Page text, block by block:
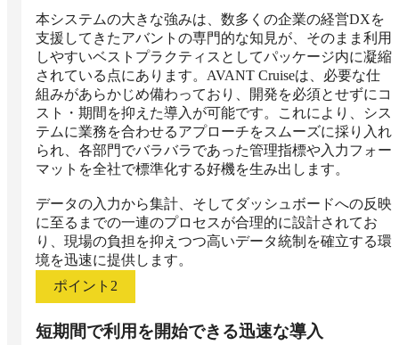
本システムの大きな強みは、数多くの企業の経営DXを
支援してきたアバントの専門的な知見が、そのまま利用
しやすいベストプラクティスとしてパッケージ内に凝縮
されている点にあります。AVANT Cruiseは、必要な仕
組みがあらかじめ備わっており、開発を必須とせずにコ
スト・期間を抑えた導入が可能です。これにより、シス
テムに業務を合わせるアプローチをスムーズに採り入れ
られ、各部門でバラバラであった管理指標や入力フォー
マットを全社で標準化する好機を生み出します。
データの入力から集計、そしてダッシュボードへの反映
に至るまでの一連のプロセスが合理的に設計されてお
り、現場の負担を抑えつつ高いデータ統制を確立する環
境を迅速に提供します。
ポイント 2
短期間で利用を開始できる迅速な導入